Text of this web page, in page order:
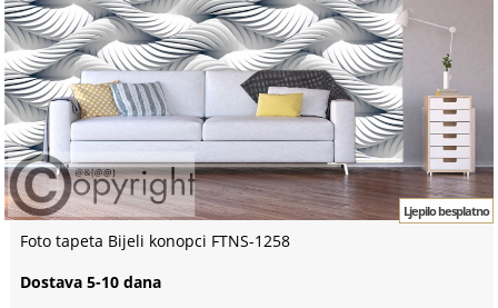
Foto tapeta Bijeli konopci FTNS-1258
Ljepilo besplatno
Dostava 5-10 dana